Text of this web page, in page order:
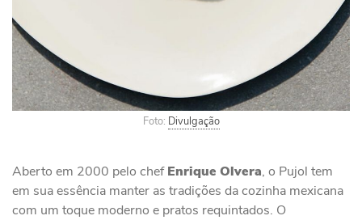
Foto: Divulgação
Aberto em 2000 pelo chefEnrique Olvera, o Pujol tem
em sua essência manter as tradições da cozinha mexicana
com um toque moderno e pratos requintados. O